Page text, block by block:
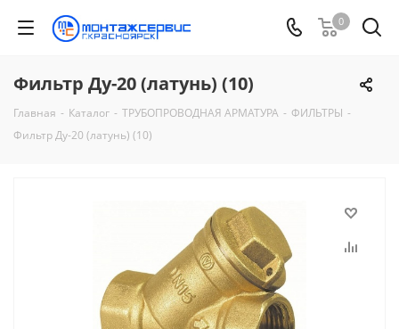
0
Фильтр Ду-20 (латунь) (10)
Главная - Каталог - ТРУБОПРОВОДНАЯ АРМАТУРА - ФИЛЬТРЫ -
Фильтр Ду-20 (латунь) (10)